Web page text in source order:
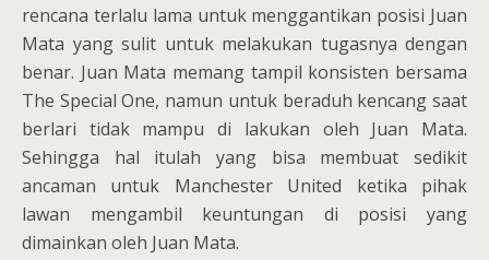
rencana terlalu lama untuk menggantikan posisi Juan
Mata yang sulit untuk melakukan tugasnya dengan
benar. Juan Mata memang tampil konsisten bersama
The Special One, namun untuk beraduh kencang saat
berlari tidak mampu di lakukan oleh Juan Mata.
Sehingga hal itulah yang bisa membuat sedikit
ancaman untuk Manchester United ketika pihak
lawan mengambil keuntungan di posisi yang
dimainkan oleh Juan Mata.